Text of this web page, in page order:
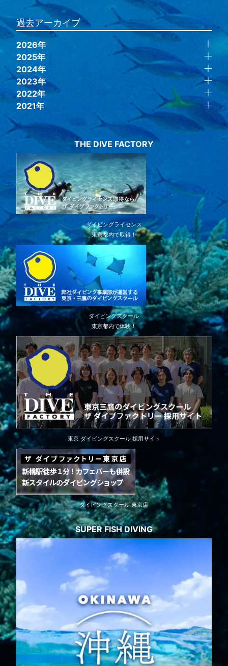
過去アーカイブ
2026年
2025年
2024年
2023年
2022年
2021年
THE DIVE FACTORY
ダイビングライセンス
東京都内で取得！
ダイビングスクール
東京都内で体験！
東京 ダイビングスクール 採用サイト
ダイビングスクール 東京店
SUPER FISH DIVING